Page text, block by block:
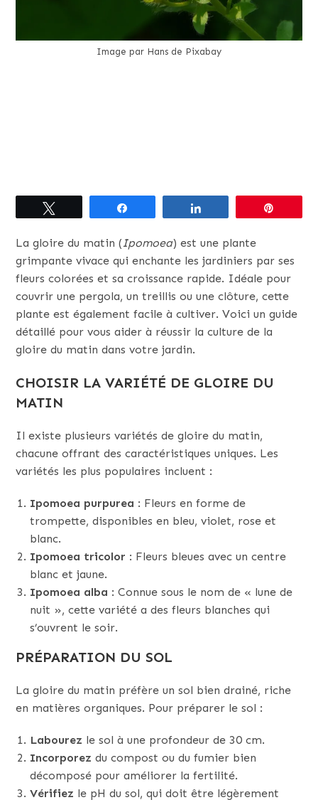
Image par Hans de Pixabay
La gloire du matin (Ipomoea) est une plante
grimpante vivace qui enchante les jardiniers par ses
fleurs colorées et sa croissance rapide. Idéale pour
couvrir une pergola, un treillis ou une clôture, cette
plante est également facile à cultiver. Voici un guide
détaillé pour vous aider à réussir la culture de la
gloire du matin dans votre jardin.
CHOISIR LA VARIÉTÉ DE GLOIRE DU
MATIN
Il existe plusieurs variétés de gloire du matin,
chacune offrant des caractéristiques uniques. Les
variétés les plus populaires incluent :
Ipomoea purpurea : Fleurs en forme de
trompette, disponibles en bleu, violet, rose et
blanc.
Ipomoea tricolor : Fleurs bleues avec un centre
blanc et jaune.
Ipomoea alba : Connue sous le nom de « lune de
nuit », cette variété a des fleurs blanches qui
s’ouvrent le soir.
PRÉPARATION DU SOL
La gloire du matin préfère un sol bien drainé, riche
en matières organiques. Pour préparer le sol :
Labourez le sol à une profondeur de 30 cm.
Incorporez du compost ou du fumier bien
décomposé pour améliorer la fertilité.
Vérifiez le pH du sol, qui doit être légèrement